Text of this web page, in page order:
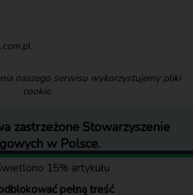
15% artykułu
pełną treść
naszego serwisu wykorzystujemy pliki
cookie.
zastrzeżone Stowarzyszenie
w Polsce.